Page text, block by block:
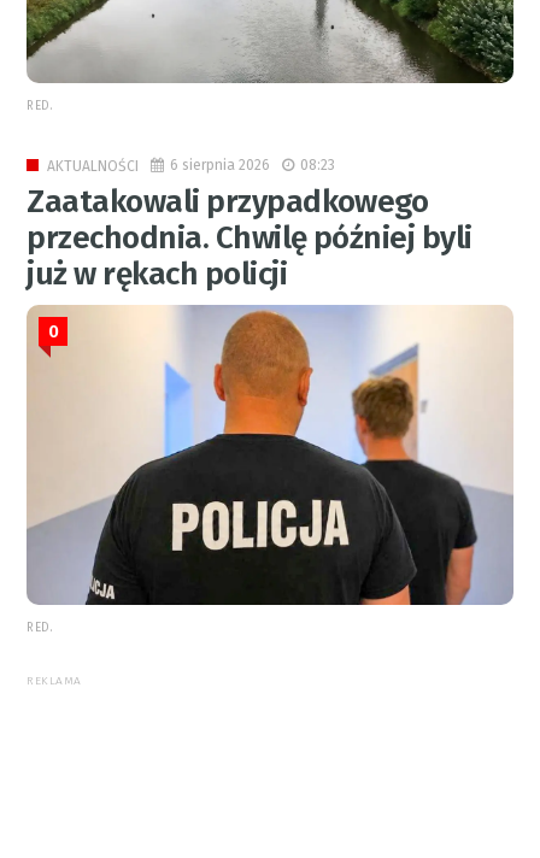
RED.
AKTUALNOŚCI 6 sierpnia 2026 08:23
Zaatakowali przypadkowego
przechodnia. Chwilę później byli
już w rękach policji
0
RED.
REKLAMA